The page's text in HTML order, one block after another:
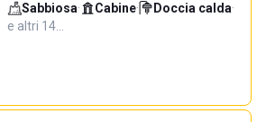
Sabbiosa· Cabine· Doccia calda·
e altri 14…